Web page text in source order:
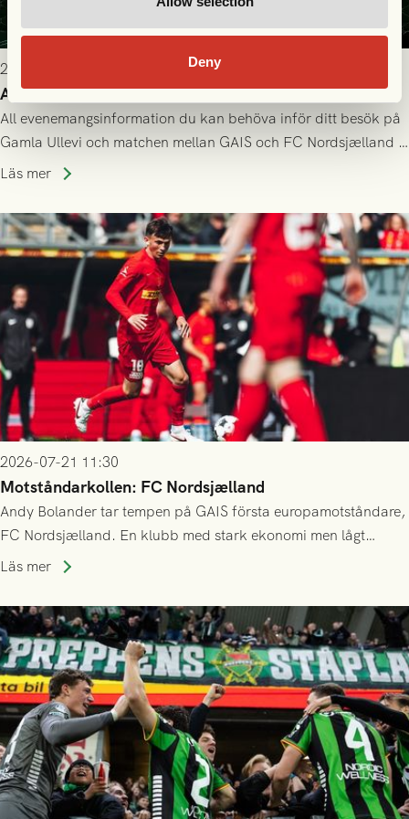
Deny
2026-07-22 9:00
Allt du behöver veta inför GAIS - FC Nordsjælland
All evenemangsinformation du kan behöva inför ditt besök på
Gamla Ullevi och matchen mellan GAIS och FC Nordsjælland i
kvalet till Conference League! Avspark kl 19.00 på torsdag
Läs mer
2026-07-21 11:30
Motståndarkollen: FC Nordsjælland
Andy Bolander tar tempen på GAIS första europamotståndare,
FC Nordsjælland. En klubb med stark ekonomi men lågt
publiksnitt, ett lag med både kollektiv styrka och individuell
Läs mer